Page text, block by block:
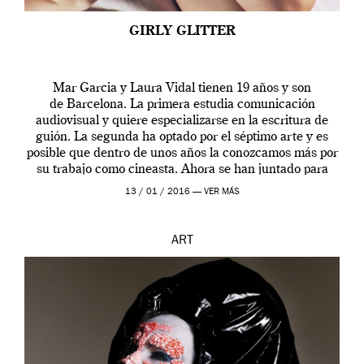
GIRLY GLITTER
Mar Garcia y Laura Vidal tienen 19 años y son
de Barcelona. La primera estudia comunicación
audiovisual y quiere especializarse en la escritura de
guión. La segunda ha optado por el séptimo arte y es
posible que dentro de unos años la conozcamos más por
su trabajo como cineasta. Ahora se han juntado para
contarnos una […]
13 / 01 / 2016 — VER MÁS
ART